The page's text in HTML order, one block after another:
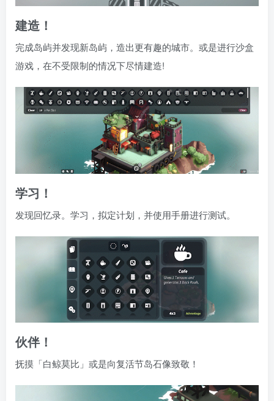
建造！
完成岛屿并发现新岛屿，造出更有趣的城市。或是进行沙盒
游戏，在不受限制的情况下尽情建造!
学习！
发现回忆录。学习，拟定计划，并使用手册进行测试。
伙伴！
抚摸「白鲸莫比」或是向复活节岛石像致敬！